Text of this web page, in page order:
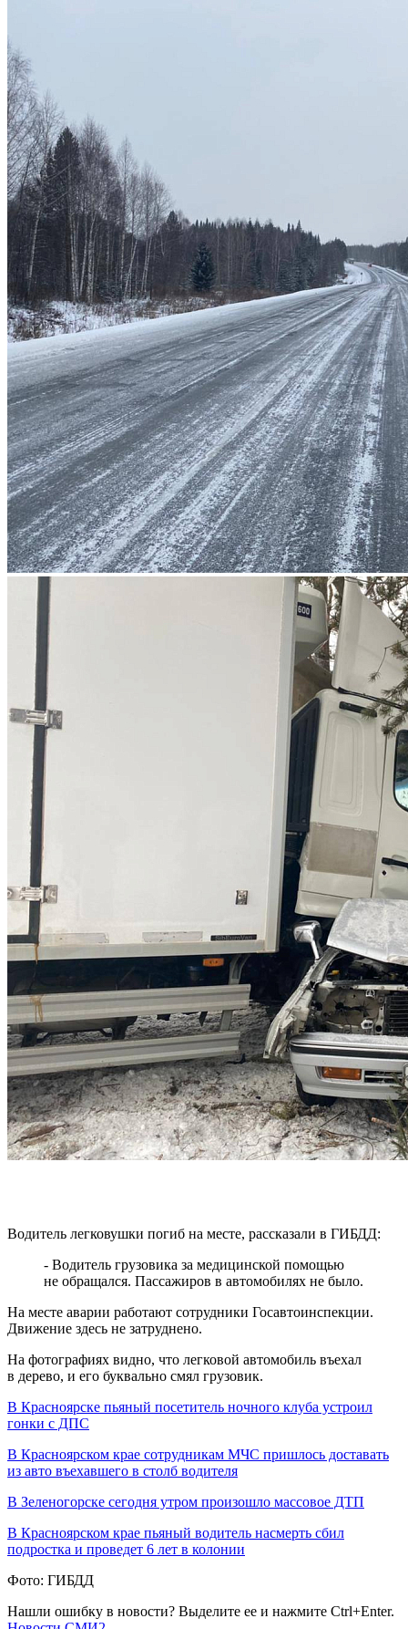
Водитель легковушки погиб на месте, рассказали в ГИБДД:
- Водитель грузовика за медицинской помощью
не обращался. Пассажиров в автомобилях не было.
На месте аварии работают сотрудники Госавтоинспекции.
Движение здесь не затруднено.
На фотографиях видно, что легковой автомобиль въехал
в дерево, и его буквально смял грузовик.
В Красноярске пьяный посетитель ночного клуба устроил
гонки с ДПС
В Красноярском крае сотрудникам МЧС пришлось доставать
из авто въехавшего в столб водителя
В Зеленогорске сегодня утром произошло массовое ДТП
В Красноярском крае пьяный водитель насмерть сбил
подростка и проведет 6 лет в колонии
Фото: ГИБДД
Нашли ошибку в новости? Выделите ее и нажмите Ctrl+Enter.